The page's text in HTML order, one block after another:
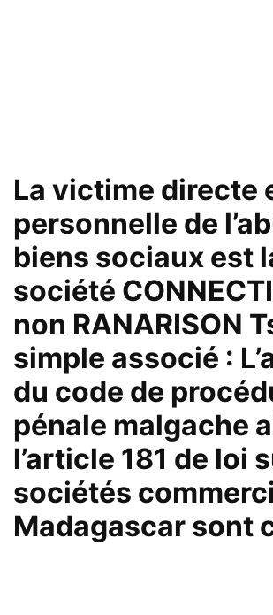
La victime directe
personnelle de
biens sociaux est
société
non RANARISON
simple associé :
du code de
pénale malgache
l’article 181 de loi
sociétés
Madagascar sont